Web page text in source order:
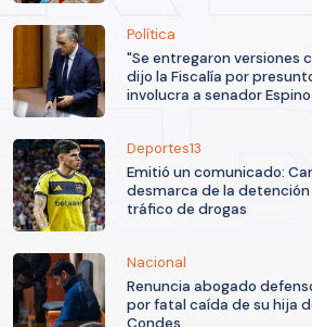
Política
"Se entregaron versiones
dijo la Fiscalía por
involucra a senador
Deportes13
Emitió un comunicado:
desmarca de la
tráfico de drogas
Nacional
Renuncia abogado
por fatal caída de su hija